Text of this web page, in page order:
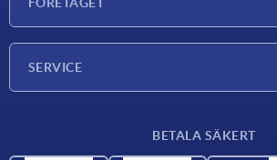
SERVICE
BETALA SÄKERT